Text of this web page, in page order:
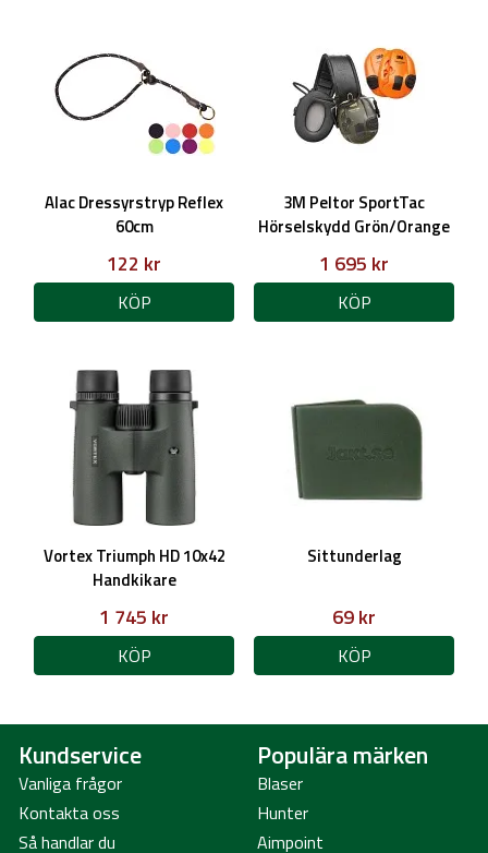
Alac Dressyrstryp Reflex
60cm
122 kr
KÖP
3M Peltor SportTac
Hörselskydd Grön/Orange
1 695 kr
KÖP
Vortex Triumph HD 10x42
Handkikare
1 745 kr
KÖP
Sittunderlag
69 kr
KÖP
Kundservice
Vanliga frågor
Kontakta oss
Så handlar du
Populära märken
Blaser
Hunter
Aimpoint